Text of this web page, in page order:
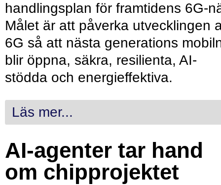
handlingsplan för framtidens 6G-
Målet är att påverka utvecklingen
6G så att nästa generations
blir öppna, säkra, resilienta, AI-
stödda och energieffektiva.
Läs mer...
AI-agenter tar hand
om chipprojektet